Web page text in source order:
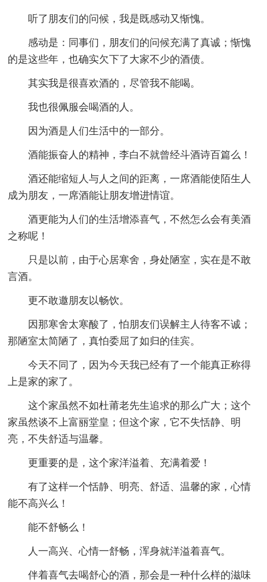
听了朋友们的问候，我是既感动又惭愧。
感动是：同事们，朋友们的问候充满了真诚；惭愧
的是这些年，也确实欠下了大家不少的酒债。
其实我是很喜欢酒的，尽管我不能喝。
我也很佩服会喝酒的人。
因为酒是人们生活中的一部分。
酒能振奋人的精神，李白不就曾经斗酒诗百篇么！
酒还能缩短人与人之间的距离，一席酒能使陌生人
成为朋友，一席酒能让朋友增进情谊。
酒更能为人们的生活增添喜气，不然怎么会有美酒
之称呢！
只是以前，由于心居寒舍，身处陋室，实在是不敢
言酒。
更不敢邀朋友以畅饮。
因那寒舍太寒酸了，怕朋友们误解主人待客不诚；
那陋室太简陋了，真怕委屈了如归的佳宾。
今天不同了，因为今天我已经有了一个能真正称得
上是家的家了。
这个家虽然不如杜莆老先生追求的那么广大；这个
家虽然谈不上富丽堂皇；但这个家，它不失恬静、明
亮，不失舒适与温馨。
更重要的是，这个家洋溢着、充满着爱！
有了这样一个恬静、明亮、舒适、温馨的家，心情
能不高兴么！
能不舒畅么！
人一高兴、心情一舒畅，浑身就洋溢着喜气。
伴着喜气去喝舒心的酒，那会是一种什么样的滋味